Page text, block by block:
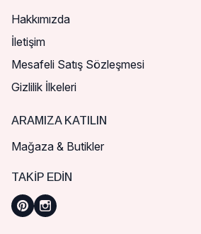
Hakkımızda
İletişim
Mesafeli Satış Sözleşmesi
Gizlilik İlkeleri
ARAMIZA KATILIN
Mağaza & Butikler
TAKIP EDIN